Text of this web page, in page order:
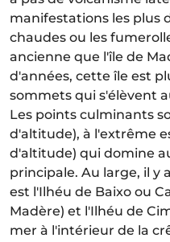
manifestations les plus
chaudes ou les
ancienne que l'île de
d'années, cette île est
sommets qui s'élèvent
Les points culminants
d'altitude), à l'extrême
d'altitude) qui domine
principale. Au large, il y
est l'Ilhéu de Baixo ou
Madère) et l'Ilhéu de
mer à l'intérieur de la